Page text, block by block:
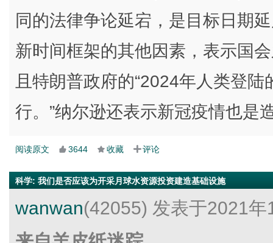
同的法律争论延宕，是目标日期
新时间框架的其他因素，表示国
且特朗普政府的“2024年人类登
行。”纳尔逊还表示新冠疫情也是
阅读原文 3644 收藏 评论
科学: 我们是否应该为开采月球水资源投资建造基础设施
wanwan(42055) 发表于2021